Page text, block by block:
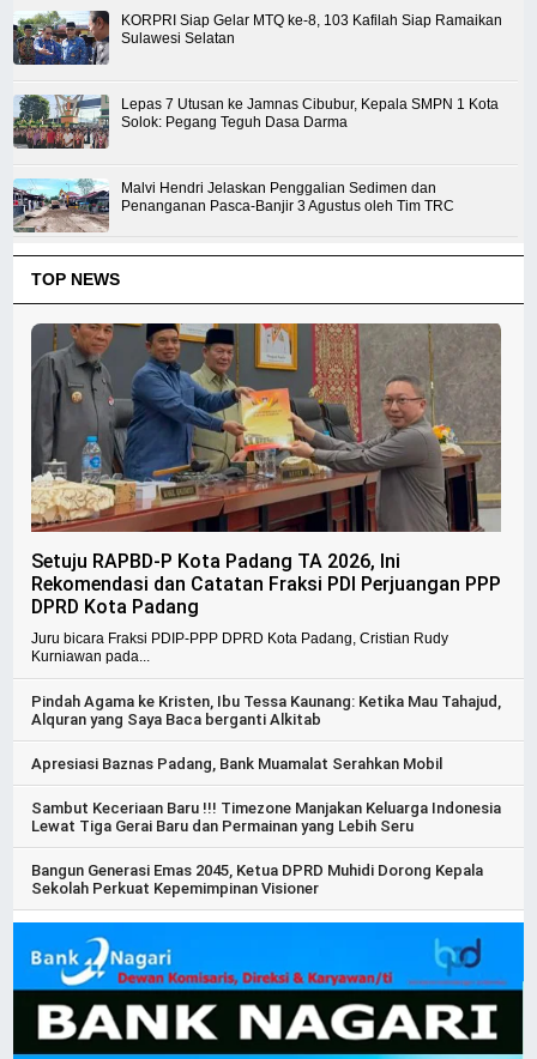
KORPRI Siap Gelar MTQ ke-8, 103 Kafilah Siap Ramaikan
Sulawesi Selatan
Lepas 7 Utusan ke Jamnas Cibubur, Kepala SMPN 1 Kota
Solok: Pegang Teguh Dasa Darma
Malvi Hendri Jelaskan Penggalian Sedimen dan
Penanganan Pasca-Banjir 3 Agustus oleh Tim TRC
TOP NEWS
Setuju RAPBD-P Kota Padang TA 2026, Ini
Rekomendasi dan Catatan Fraksi PDI Perjuangan PPP
DPRD Kota Padang
Juru bicara Fraksi PDIP-PPP DPRD Kota Padang, Cristian Rudy
Kurniawan pada...
Pindah Agama ke Kristen, Ibu Tessa Kaunang: Ketika Mau Tahajud,
Alquran yang Saya Baca berganti Alkitab
Apresiasi Baznas Padang, Bank Muamalat Serahkan Mobil
Sambut Keceriaan Baru !!! Timezone Manjakan Keluarga Indonesia
Lewat Tiga Gerai Baru dan Permainan yang Lebih Seru
Bangun Generasi Emas 2045, Ketua DPRD Muhidi Dorong Kepala
Sekolah Perkuat Kepemimpinan Visioner